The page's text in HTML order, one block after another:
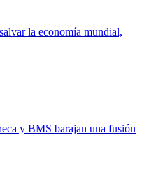
la economía mundial,
y BMS barajan una fusión